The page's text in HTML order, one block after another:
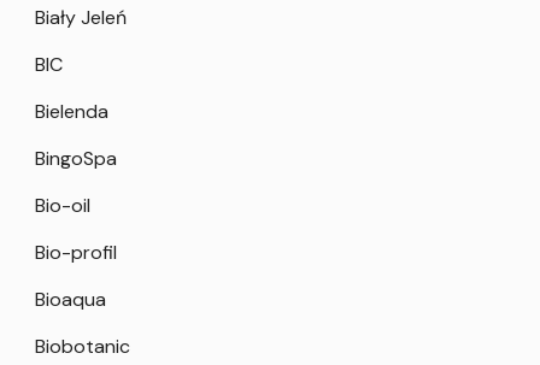
Biały Jeleń
BIC
Bielenda
BingoSpa
Bio-oil
Bio-profil
Bioaqua
Biobotanic